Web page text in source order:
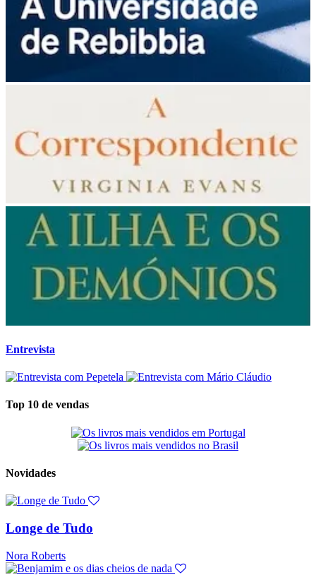
Entrevista
Top 10 de vendas
Novidades
Longe de Tudo
Nora Roberts